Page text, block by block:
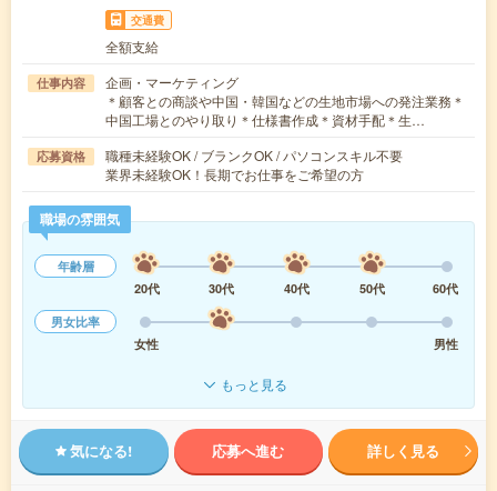
交通費
全額支給
仕事内容
企画・マーケティング
＊顧客との商談や中国・韓国などの生地市場への発注業務＊
中国工場とのやり取り＊仕様書作成＊資材手配＊生…
応募資格
職種未経験OK / ブランクOK / パソコンスキル不要
業界未経験OK！長期でお仕事をご希望の方
職場の雰囲気
年齢層
20代
30代 40代 50代
60代
男女比率
女性
男性
もっと見る
気になる! 応募へ進む 詳しく見る